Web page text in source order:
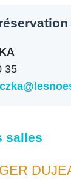
35
salles